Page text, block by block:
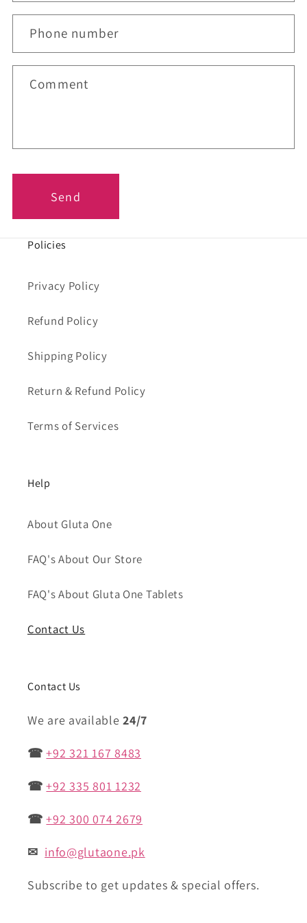
c
o
Phone number
Comment
Send
Policies
Privacy Policy
Refund Policy
Shipping Policy
Return & Refund Policy
Terms of Services
Help
About Gluta One
FAQ's About Our Store
FAQ's About Gluta One Tablets
Contact Us
Contact Us
We are available 24/7
☎+92 321 167 8483
☎+92 335 801 1232
☎+92 300 074 2679
✉ info@glutaone.pk
Subscribe to get updates & special offers.